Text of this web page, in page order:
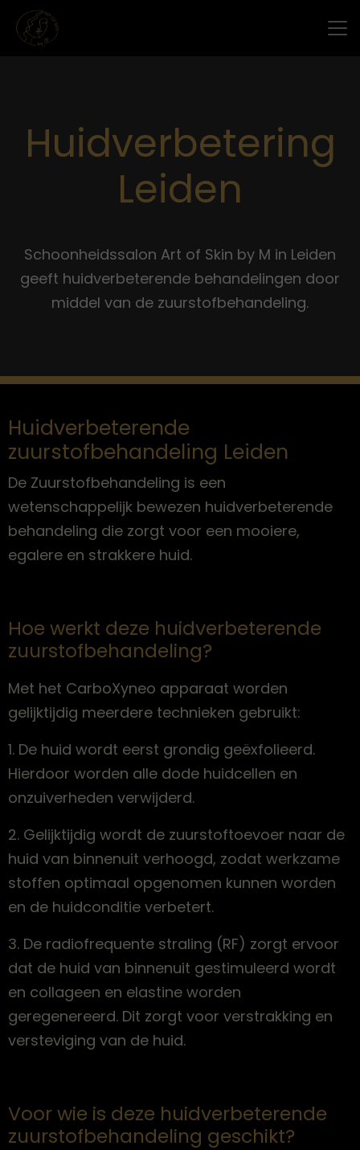
Huidverbetering
Leiden
Schoonheidssalon Art of Skin by M in Leiden
geeft huidverbeterende behandelingen door
middel van de zuurstofbehandeling.
Huidverbeterende
zuurstofbehandeling Leiden
De Zuurstofbehandeling is een
wetenschappelijk bewezen huidverbeterende
behandeling die zorgt voor een mooiere,
egalere en strakkere huid.
Hoe werkt deze huidverbeterende
zuurstofbehandeling?
Met het CarboXyneo apparaat worden
gelijktijdig meerdere technieken gebruikt:
1. De huid wordt eerst grondig geëxfolieerd.
Hierdoor worden alle dode huidcellen en
onzuiverheden verwijderd.
2. Gelijktijdig wordt de zuurstoftoevoer naar de
huid van binnenuit verhoogd, zodat werkzame
stoffen optimaal opgenomen kunnen worden
en de huidconditie verbetert.
3. De radiofrequente straling (RF) zorgt ervoor
dat de huid van binnenuit gestimuleerd wordt
en collageen en elastine worden
geregenereerd. Dit zorgt voor verstrakking en
versteviging van de huid.
Voor wie is deze huidverbeterende
zuurstofbehandeling geschikt?